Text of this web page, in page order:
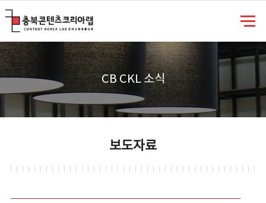
CB CKL 소식
보도자료